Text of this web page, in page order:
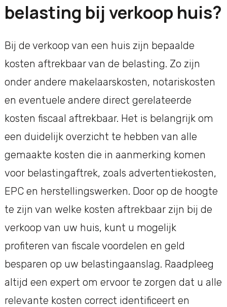
belasting bij verkoop huis?
Bij de verkoop van een huis zijn bepaalde
kosten aftrekbaar van de belasting. Zo zijn
onder andere makelaarskosten, notariskosten
en eventuele andere direct gerelateerde
kosten fiscaal aftrekbaar. Het is belangrijk om
een duidelijk overzicht te hebben van alle
gemaakte kosten die in aanmerking komen
voor belastingaftrek, zoals advertentiekosten,
EPC en herstellingswerken. Door op de hoogte
te zijn van welke kosten aftrekbaar zijn bij de
verkoop van uw huis, kunt u mogelijk
profiteren van fiscale voordelen en geld
besparen op uw belastingaanslag. Raadpleeg
altijd een expert om ervoor te zorgen dat u alle
relevante kosten correct identificeert en